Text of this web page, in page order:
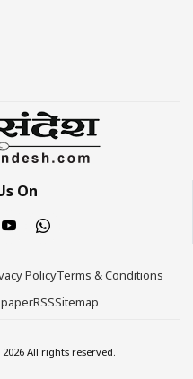
On
PolicyTerms & Conditions
RSSSitemap
All rights reserved.